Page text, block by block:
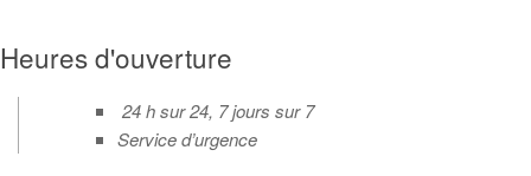
Heures d'ouverture
24 h sur 24, 7 jours sur 7
Service d’urgence